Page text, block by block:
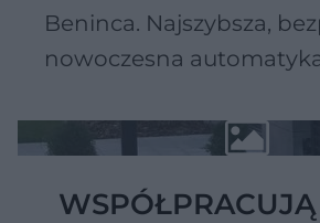
Beninca. Najszybsza,
nowoczesna